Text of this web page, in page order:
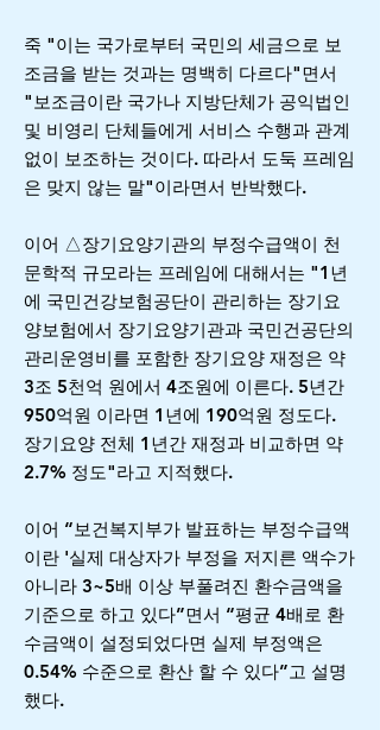
죽 "이는 국가로부터 국민의 세금으로 보
조금을 받는 것과는 명백히 다르다"면서
"보조금이란 국가나 지방단체가 공익법인
및 비영리 단체들에게 서비스 수행과 관계
없이 보조하는 것이다. 따라서 도둑 프레임
은 맞지 않는 말"이라면서 반박했다.
이어 △장기요양기관의 부정수급액이 천
문학적 규모라는 프레임에 대해서는 "1년
에 국민건강보험공단이 관리하는 장기요
양보험에서 장기요양기관과 국민건공단의
관리운영비를 포함한 장기요양 재정은 약
3조 5천억 원에서 4조원에 이른다. 5년간
950억원 이라면 1년에 190억원 정도다.
장기요양 전체 1년간 재정과 비교하면 약
2.7% 정도"라고 지적했다.
이어 “보건복지부가 발표하는 부정수급액
이란 '실제 대상자가 부정을 저지른 액수가
아니라 3~5배 이상 부풀려진 환수금액을
기준으로 하고 있다”면서 “평균 4배로 환
수금액이 설정되었다면 실제 부정액은
0.54% 수준으로 환산 할 수 있다”고 설명
했다.